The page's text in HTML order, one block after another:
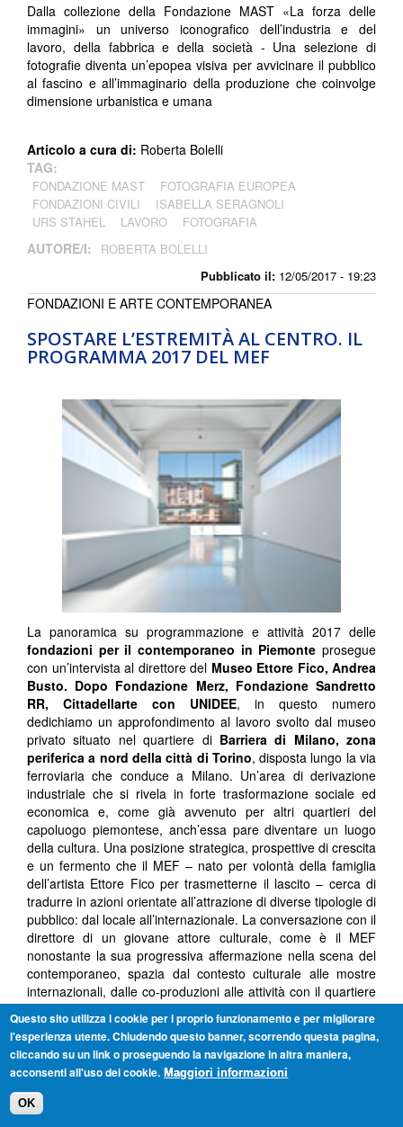
Pubblicato il: 12/05/2017 - 19:23
Dalla collezione della Fondazione MAST «La forza delle
immagini» un universo iconografico dell’industria e del
lavoro, della fabbrica e della società - Una selezione di
fotografie diventa un’epopea visiva per avvicinare il pubblico
al fascino e all’immaginario della produzione che coinvolge
dimensione urbanistica e umana
Articolo a cura di: Roberta Bolelli
TAG:
FONDAZIONE MAST
FOTOGRAFIA EUROPEA
FONDAZIONI CIVILI
ISABELLA SERAGNOLI
URS STAHEL
LAVORO FOTOGRAFIA
AUTORE/I: ROBERTA BOLELLI
SPOSTARE L’ESTREMITÀ AL CENTRO. IL
PROGRAMMA 2017 DEL MEF
FONDAZIONI E ARTE CONTEMPORANEA
La panoramica su programmazione e attività 2017 delle
fondazioni per il contemporaneo in Piemonte prosegue
con un’intervista al direttore del Museo Ettore Fico, Andrea
Busto. Dopo Fondazione Merz, Fondazione Sandretto
RR, Cittadellarte con UNIDEE, in questo numero
dedichiamo un approfondimento al lavoro svolto dal museo
privato situato nel quartiere di Barriera di Milano, zona
periferica a nord della città di Torino, disposta lungo la via
ferroviaria che conduce a Milano. Un’area di derivazione
industriale che si rivela in forte trasformazione sociale ed
economica e, come già avvenuto per altri quartieri del
capoluogo piemontese, anch’essa pare diventare un luogo
della cultura. Una posizione strategica, prospettive di crescita
e un fermento che il MEF – nato per volontà della famiglia
dell’artista Ettore Fico per trasmetterne il lascito – cerca di
tradurre in azioni orientate all’attrazione di diverse tipologie di
pubblico: dal locale all’internazionale. La conversazione con il
direttore di un giovane attore culturale, come è il MEF
nonostante la sua progressiva affermazione nella scena del
contemporaneo, spazia dal contesto culturale alle mostre
internazionali, dalle co-produzioni alle attività con il quartiere
più multietico della città
Articolo a cura di:Giangavino Pazzola
TAG:
MUSEO ETTORE FICO BARRIERA DI MILANO
FOTOGRAFIA
Questo sito utilizza i cookie per i proprio funzionamento e per migliorare
l'esperienza utente. Chiudendo questo banner, scorrendo questa pagina,
cliccando su un link o proseguendo la navigazione in altra maniera,
acconsenti all'uso dei cookie. Maggiori informazioni
OK